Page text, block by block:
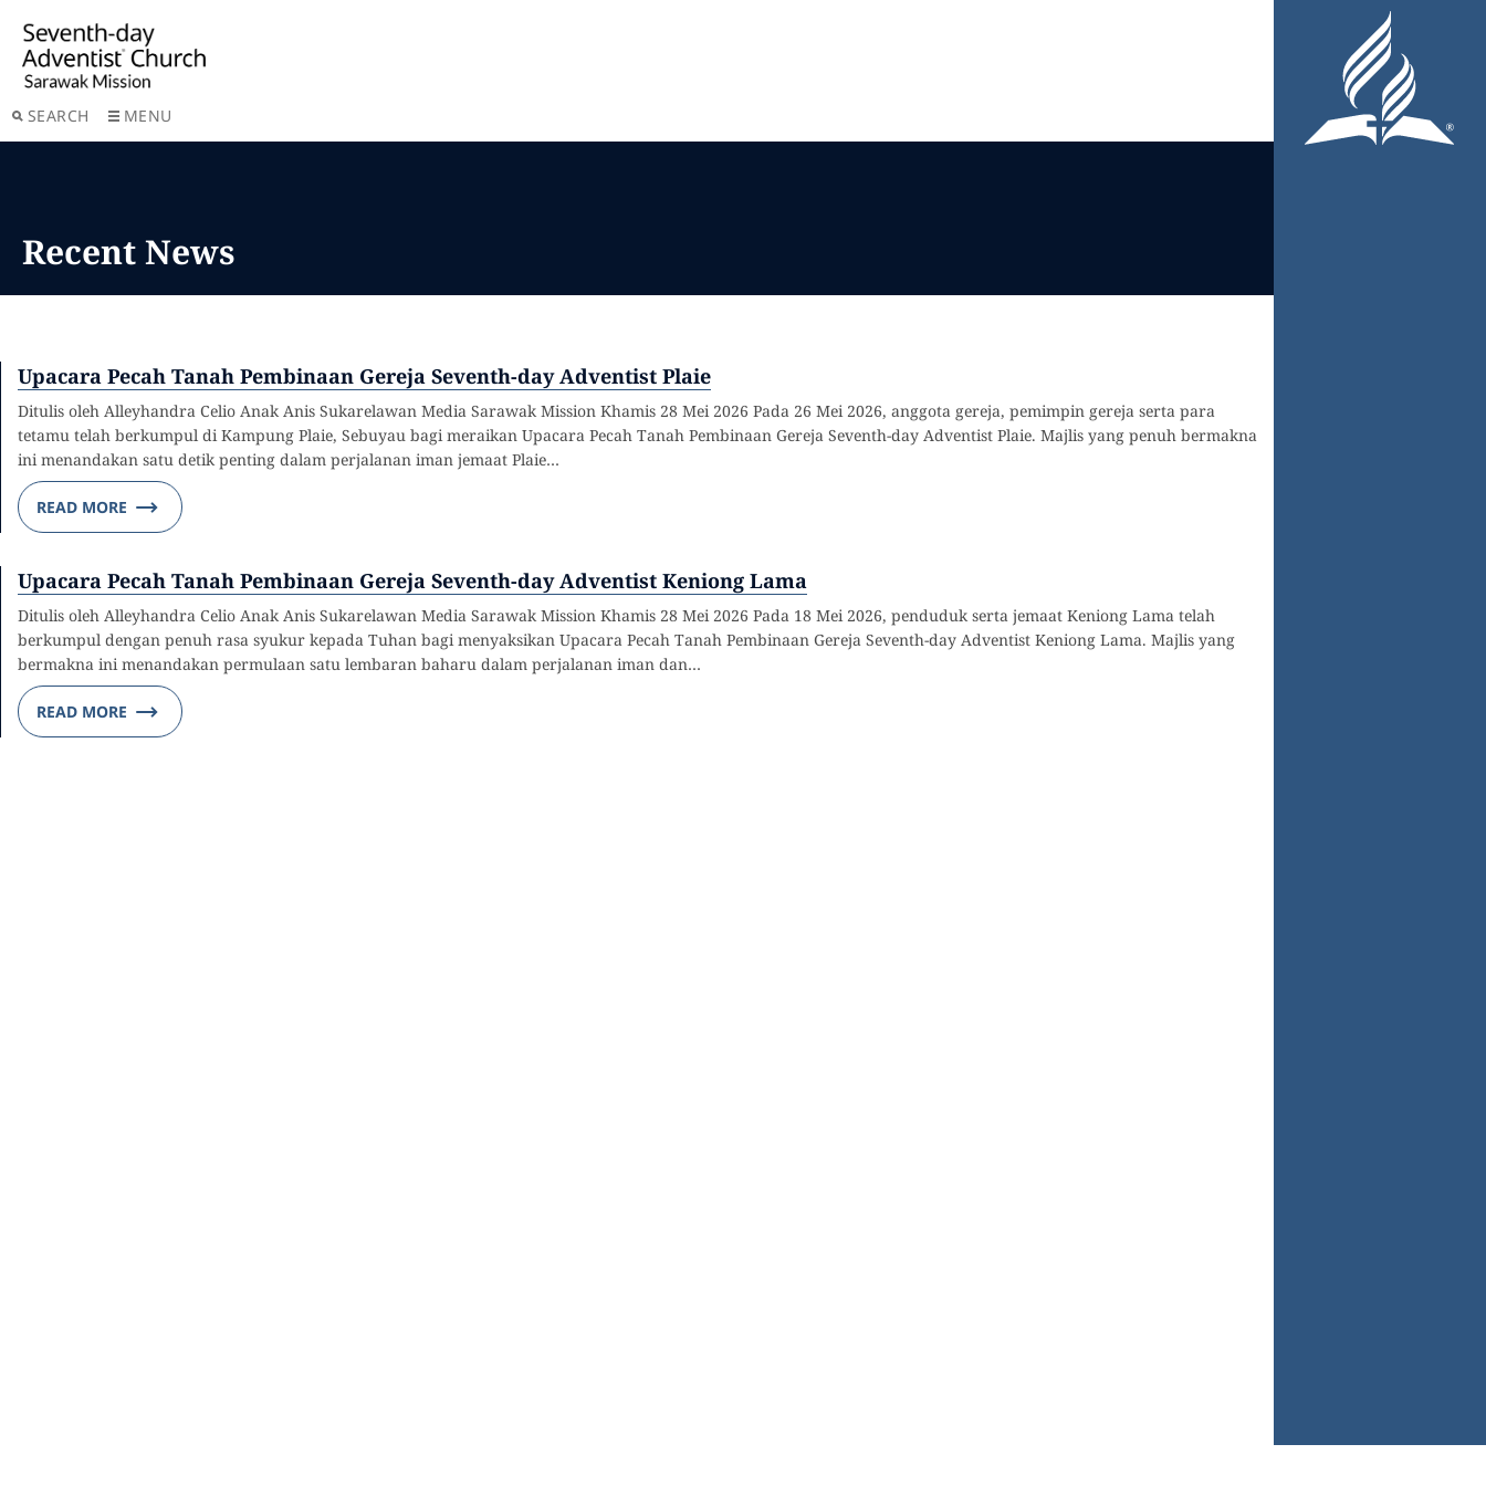
SEARCH MENU
Recent News
Upacara Pecah Tanah Pembinaan Gereja Seventh-day Adventist Plaie
Ditulis oleh Alleyhandra Celio Anak Anis Sukarelawan Media Sarawak Mission Khamis 28 Mei 2026 Pada 26 Mei 2026, anggota gereja, pemimpin gereja serta para
tetamu telah berkumpul di Kampung Plaie, Sebuyau bagi meraikan Upacara Pecah Tanah Pembinaan Gereja Seventh-day Adventist Plaie. Majlis yang penuh bermakna
ini menandakan satu detik penting dalam perjalanan iman jemaat Plaie…
READ MORE
Upacara Pecah Tanah Pembinaan Gereja Seventh-day Adventist Keniong Lama
Ditulis oleh Alleyhandra Celio Anak Anis Sukarelawan Media Sarawak Mission Khamis 28 Mei 2026 Pada 18 Mei 2026, penduduk serta jemaat Keniong Lama telah
berkumpul dengan penuh rasa syukur kepada Tuhan bagi menyaksikan Upacara Pecah Tanah Pembinaan Gereja Seventh-day Adventist Keniong Lama. Majlis yang
bermakna ini menandakan permulaan satu lembaran baharu dalam perjalanan iman dan…
READ MORE